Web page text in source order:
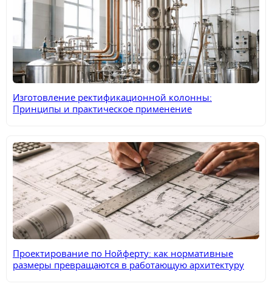
Изготовление ректификационной колонны:
Принципы и практическое применение
Проектирование по Нойферту: как нормативные
размеры превращаются в работающую архитектуру